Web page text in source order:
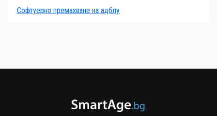
Софтуерно премахване на адблу